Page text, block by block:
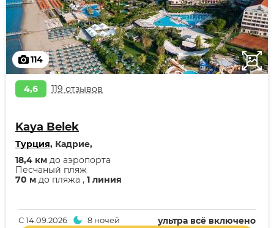
114
4,6 119 отзывов
Kaya Belek
Турция, Кадрие,
70 м до пляжа , 1 линия
Песчаный пляж
18,4 км до аэропорта
ультра всё включено
С14.09.2026 8 ночей